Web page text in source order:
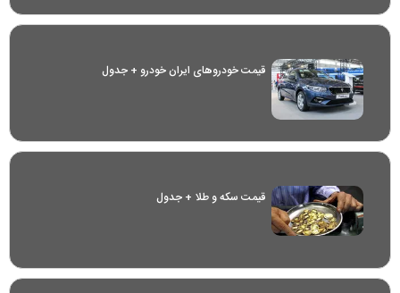
قیمت خودرو‌های ایران خودرو + جدول
قیمت سکه و طلا + جدول